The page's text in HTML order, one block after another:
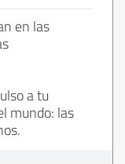
en las
a tu
mundo: las